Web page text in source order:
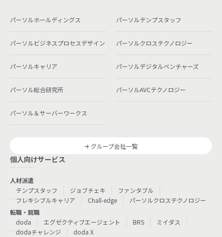
パーソルホールディングス パーソルテンプスタッフ
パーソルビジネスプロセスデザイン パーソルクロステクノロジー
パーソルキャリア パーソルデジタルベンチャーズ
パーソル総合研究所 パーソルAVCテクノロジー
パーソル＆サーバーワークス
グループ会社一覧
個人向けサービス
人材派遣
テンプスタッフ
ジョブチェキ
ファンタブル
フレキシブルキャリア
Chall-edge
パーソルクロステクノロジー
転職・就職
doda
エグゼクティブエージェント BRS
ミイダス
dodaチャレンジ
doda X